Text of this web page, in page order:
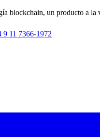
blockchain, un producto a la
9 11 7366-1972